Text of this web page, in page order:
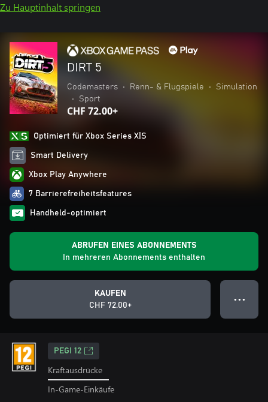
Zu Hauptinhalt springen
DIRT 5
Codemasters • Renn- & Flugspiele •
Simulation
•
Sport
CHF 72.00+
Optimiert für Xbox Series X|S
Smart Delivery
Xbox Play Anywhere
7 Barrierefreiheitsfeatures
Handheld-optimiert
ABRUFEN EINES ABONNEMENTS
In mehreren Abonnements enthalten
KAUFEN
CHF 72.00+
● ● ●
PEGI 12
Kraftausdrücke
In-Game-Einkäufe